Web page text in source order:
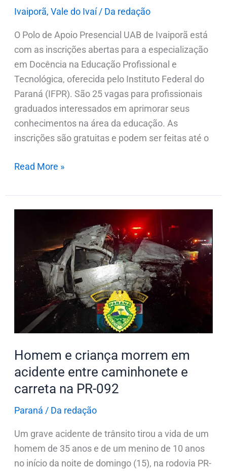
Ivaiporã, Vale do Ivaí/ Da redação
O Polo de Apoio Presencial UAB de Ivaiporã está
com as inscrições abertas para a especialização
em Docência na Educação Profissional e
Tecnológica, oferecida pelo Instituto Federal do
Paraná (IFPR). São 25 vagas para profissionais
graduados interessados em aprimorar seus
conhecimentos na área da educação. As
inscrições são gratuitas e podem ser feitas até o
Read More »
Homem e criança morrem em
acidente entre caminhonete e
carreta na PR-092
Paraná / Da redação
Um grave acidente de trânsito tirou a vida de um
homem de 35 anos e de um menino de 10 anos
no início da noite de domingo (15), na rodovia PR-
criança
morrem
acidente
caminhonete
e
carreta
na
PR-
092